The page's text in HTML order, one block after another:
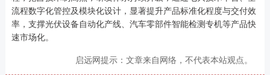
流程数字化管控及模块化设计，显著提升产品标准化程度与交付效
率，支撑光伏设备自动化产线、汽车零部件智能检测专机等产品快
速市场化。
启远网提示：文章来自网络，不代表本站观点。